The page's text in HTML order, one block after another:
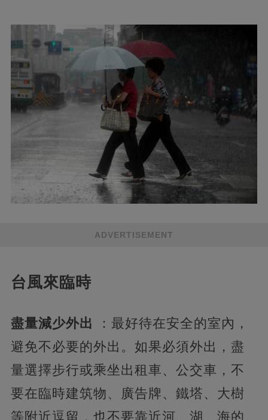
ADVERTISEMENT
台風來臨時
盡量減少外出
：最好待在安全的室內，
避免不必要的外出。如果必須外出，盡
量選擇步行或乘坐出租車、公交車，不
要在臨時建筑物、廣告牌、鐵塔、大樹
等附近逗留，也不要靠近河、湖、海的